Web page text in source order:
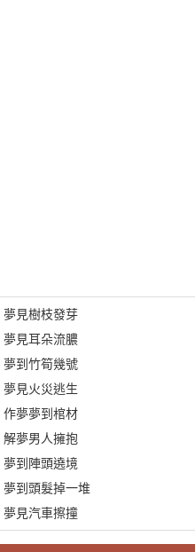
夢見樹枝發芽
夢見耳朵流膿
夢到竹筍幾號
夢見火災逃生
作夢夢到棺材
解夢男人擁抱
夢到陣頭遶境
夢到頭髮掉一堆
夢見汽車擦撞